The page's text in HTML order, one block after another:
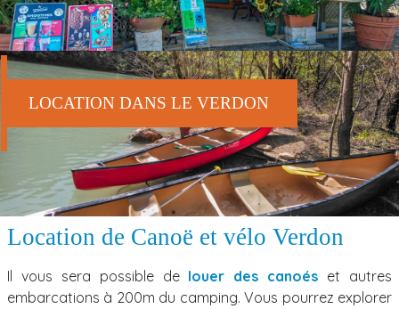
LOCATION DANS LE VERDON
Location de Canoë et vélo Verdon
Il vous sera possible de louer des canoés et autres
embarcations à 200m du camping. Vous pourrez explorer